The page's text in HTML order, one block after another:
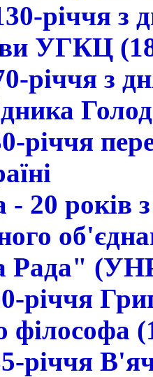
річчя з
УГКЦ
річчя з
річчя
- 20 років
Рада"
річчя
філософа
річчя